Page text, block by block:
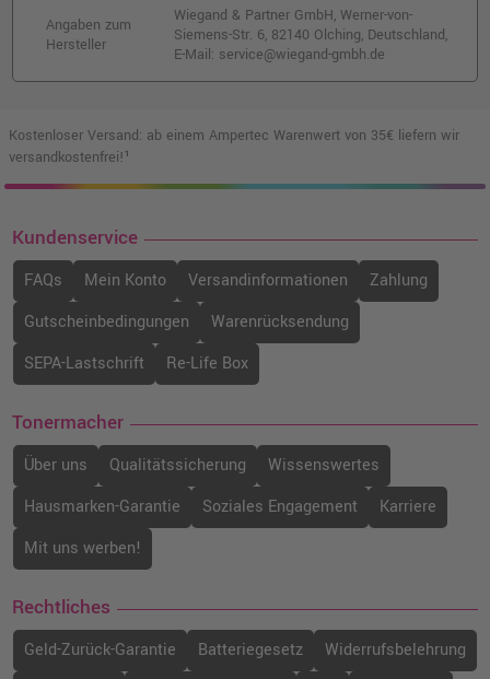
Angaben zum
Hersteller
Wiegand & Partner GmbH, Werner-von-
Siemens-Str. 6, 82140 Olching, Deutschland,
E-Mail: service@wiegand-gmbh.de
Kostenloser Versand: ab einem Ampertec Warenwert von 35€ liefern wir
versandkostenfrei!¹
Kundenservice
FAQs Mein Konto Versandinformationen
Zahlung
Gutscheinbedingungen
Warenrücksendung
SEPA-Lastschrift
Re-Life Box
Tonermacher
Über uns Qualitätssicherung
Wissenswertes
Hausmarken-Garantie
Soziales Engagement
Karriere
Mit uns werben!
Rechtliches
Geld-Zurück-Garantie Batteriegesetz
Widerrufsbelehrung